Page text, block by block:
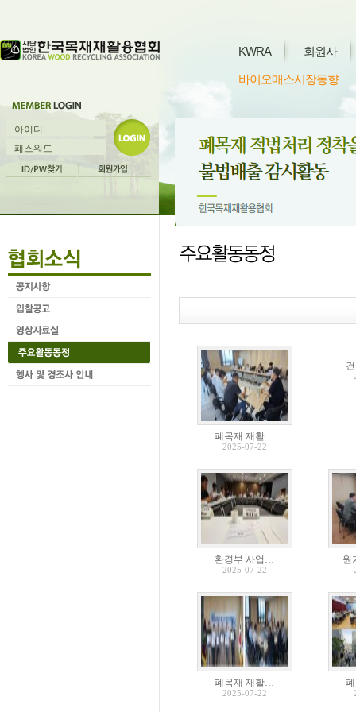
KWRA 회원사
바이오매스시장동향
폐목재 재활…
2025-07-22
환경부 사업…
2025-07-22
원
폐목재 재활…
2025-07-22